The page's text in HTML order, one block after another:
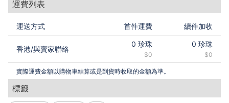
運費列表
運送方式 首件運費 續件加收
香港/與賣家聯絡
0 珍珠
$0
0 珍珠
$0
實際運費金額以購物車結算或是到貨時收取的金額為準。
標籤